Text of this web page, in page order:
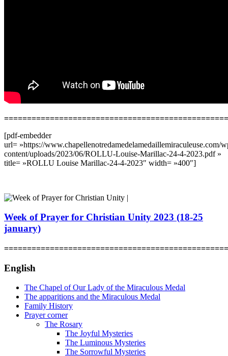
==========
[pdf-embedder
url= »https://www.chapellenotredamedelamedaillemiraculeuse.com/
content/uploads/2023/06/ROLLU-Louise-Marillac-24-4-2023.pdf »
title= »ROLLU Louise Marillac-24-4-2023″ width= »400″]
Week of Prayer for Christian Unity 2023 (18-25
january)
English
The Chapel of Our Lady of the Miraculous Medal
The apparitions and the Miraculous Medal
Family History
Prayer corner
The Rosary
The Joyful Mysteries
The Luminous Mysteries
The Sorrowful Mysteries